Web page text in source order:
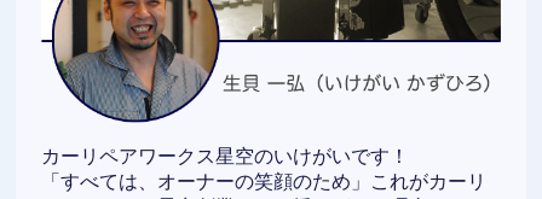
カーリペアワークス星空のいけがいです！
「すべては、オーナーの笑顔のため」これがカーリ